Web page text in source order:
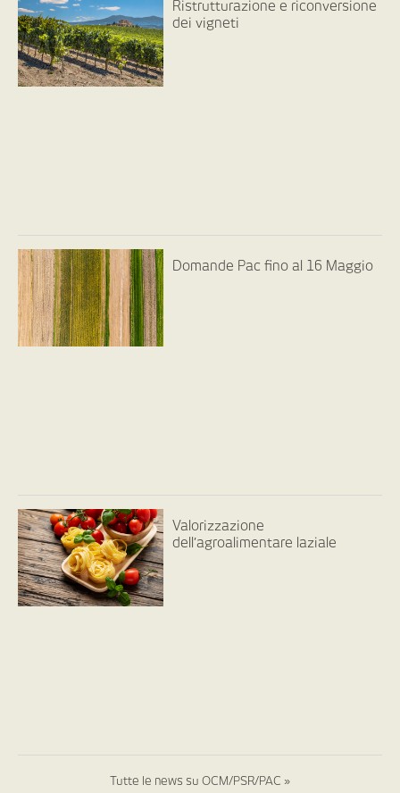
Ristrutturazione e riconversione
dei vigneti
Domande Pac fino al 16 Maggio
Valorizzazione
dell’agroalimentare laziale
Tutte le news su OCM/PSR/PAC »